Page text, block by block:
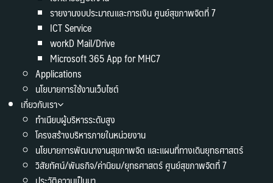
รายงานงบประมาณและการเงิน ศูนย์สุขภาพจิตที่ 7
ICT Service
workD Mail/Drive
Microsoft 365 App for MHC7
Applications
นโยบายการใช้งานเว็บไซต์
เกี่ยวกับเรา
ทำเนียบผู้บริหารระดับสูง
โครงสร้างบริหารภายในหน่วยงาน
นโยบายการพัฒนางานสุขภาพจิต และแผนที่ทางเดินยุทธศาสตร์
วิสัยทัศน์/พันธกิจ/ค่านิยม/ยุทธศาสตร์ ศูนย์สุขภาพจิตที่ 7